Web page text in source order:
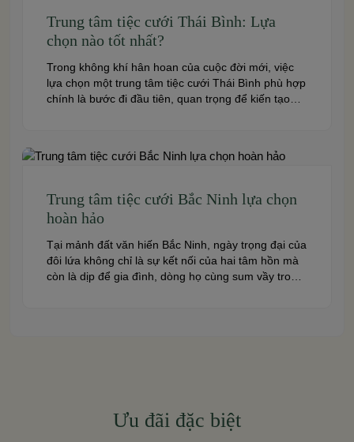
Trung tâm tiệc cưới Thái Bình: Lựa
chọn nào tốt nhất?
Trong không khí hân hoan của cuộc đời mới, việc
lựa chọn một trung tâm tiệc cưới Thái Bình phù hợp
chính là bước đi đầu tiên, quan trọng để kiến tạo
Trung tâm tiệc cưới Bắc Ninh lựa chọn
hoàn hảo
Tại mảnh đất văn hiến Bắc Ninh, ngày trọng đại của
đôi lứa không chỉ là sự kết nối của hai tâm hồn mà
còn là dịp để gia đình, dòng họ cùng sum vầy trong
Ưu đãi đặc biệt